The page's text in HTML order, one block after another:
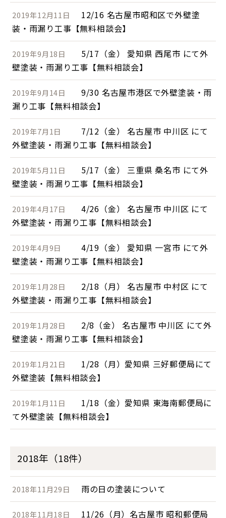
2019年12月11日
12/16 名古屋市昭和区で外壁塗
装・雨漏り工事【無料相談会】
2019年9月18日
5/17（金） 愛知県 西尾市 にて外
壁塗装・雨漏り工事【無料相談会】
2019年9月14日
9/30 名古屋市港区で外壁塗装・雨
漏り工事【無料相談会】
2019年7月1日
7/12（金） 名古屋市 中川区 にて
外壁塗装・雨漏り工事【無料相談会】
2019年5月11日
5/17（金） 三重県 桑名市 にて外
壁塗装・雨漏り工事【無料相談会】
2019年4月17日
4/26（金） 名古屋市 中川区 にて
外壁塗装・雨漏り工事【無料相談会】
2019年4月9日
4/19（金） 愛知県 一宮市 にて外
壁塗装・雨漏り工事【無料相談会】
2019年1月28日
2/18（月） 名古屋市 中村区 にて
外壁塗装・雨漏り工事【無料相談会】
2019年1月28日
2/8（金） 名古屋市 中川区 にて外
壁塗装・雨漏り工事【無料相談会】
2019年1月21日
1/28（月）愛知県 三好郵便局にて
外壁塗装【無料相談会】
2019年1月11日
1/18（金）愛知県 東海南郵便局に
て外壁塗装【無料相談会】
2018年（18件）
2018年11月29日 雨の日の塗装について
2018年11月18日
11/26（月）名古屋市 昭和郵便局